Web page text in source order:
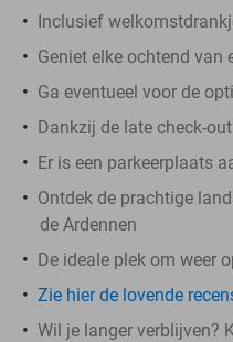
Inclusief
Geniet elke ochtend
Ga eventueel voor de
Dankzij de late check-
Er is een parkeerplaats
Ontdek de prachtige
de Ardennen
De ideale plek om weer
Zie hier de lovende
Wil je langer verblijven?